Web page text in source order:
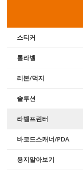
스티커
롤라벨
리본/먹지
솔루션
라벨프린터
바코드스캐너/PDA
용지알아보기